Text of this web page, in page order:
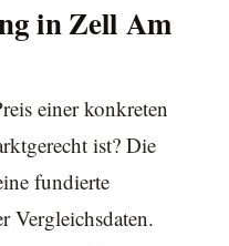
in Zell Am
einer konkreten
ist? Die
fundierte
Vergleichsdaten.